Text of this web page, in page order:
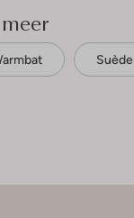
Suède